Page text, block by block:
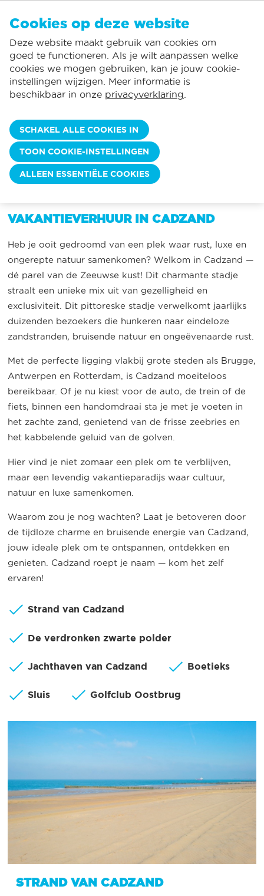
Prijzen verbruik inclusief*
Lokale service
Grootste aanbod vakantieverhuur
Flexibele aankomstdagen
Je kunt accommodaties toevoegen aan uw favorieten door op het
klikken.
De Panne:
St.-Idesbald:
Koksijde:
Oostduinkerke:
Nieuwpoort:
Wenduine:
Blankenberge:
VAKANTIE IN CADZAND
Juweel van de Zeeuwse
kust
WANNEER WILT U KOMEN?
VAKANTIEVERHUUR IN CADZAND
Heb je ooit gedroomd van een plek waar rust, luxe en
ongerepte natuur samenkomen? Welkom in Cadzand —
dé parel van de Zeeuwse kust! Dit charmante stadje
straalt een unieke mix uit van gezelligheid en
exclusiviteit. Dit pittoreske stadje verwelkomt jaarlijks
duizenden bezoekers die hunkeren naar eindeloze
zandstranden, bruisende natuur en ongeëvenaarde rust.
Met de perfecte ligging vlakbij grote steden als Brugge,
Antwerpen en Rotterdam, is Cadzand moeiteloos
bereikbaar. Of je nu kiest voor de auto, de trein of de
fiets, binnen een handomdraai sta je met je voeten in
het zachte zand, genietend van de frisse zeebries en
het kabbelende geluid van de golven.
Hier vind je niet zomaar een plek om te verblijven,
maar een levendig vakantieparadijs waar cultuur,
natuur en luxe samenkomen.
Waarom zou je nog wachten? Laat je betoveren door
de tijdloze charme en bruisende energie van Cadzand,
jouw ideale plek om te ontspannen, ontdekken en
genieten. Cadzand roept je naam — kom het zelf
ervaren!
Strand van Cadzand
De verdronken zwarte polder
Jachthaven van Cadzand Boetieks
Sluis Golfclub Oostbrug
STRAND VAN CADZAND
Cookies op deze website
Deze website maakt gebruik van cookies om
goed te functioneren. Als je wilt aanpassen welke
cookies we mogen gebruiken, kan je jouw cookie-
instellingen wijzigen. Meer informatie is
beschikbaar in onze privacyverklaring
SCHAKEL ALLE COOKIES IN
TOON COOKIE-INSTELLINGEN
ALLEEN ESSENTIËLE COOKIES